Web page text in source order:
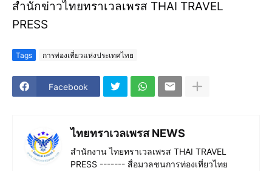
สำนักข่าวไทยทราเวลเพรส THAI TRAVEL
PRESS
Tags การท่องเที่ยวแห่งประเทศไทย
Facebook
ไทยทราเวลเพรส NEWS
สำนักงาน ไทยทราเวลเพรส THAI TRAVEL
PRESS ------- สื่อมวลชนการท่องเที่ยวไทย